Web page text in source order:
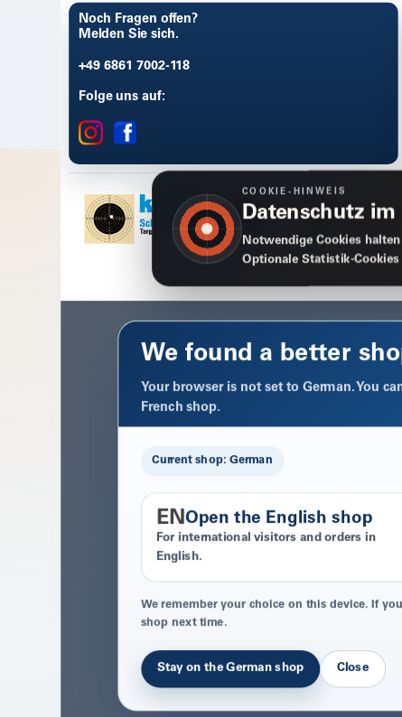
Noch Fragen offen?
Melden Sie sich.
+49 6861 7002-118
Folge uns auf:
We found a better
Your browser is not set to German. You
French shop.
Current shop: German
ENOpen the English shop
For international visitors and orders in
English.
We remember your choice on this device. If
shop next time.
Stay on the German shop Close
COOKIE-HINWEIS
Datenschutz im
Notwendige Cookies
Optionale Statistik-Cookies